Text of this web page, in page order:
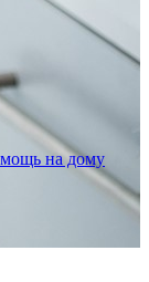
на дому